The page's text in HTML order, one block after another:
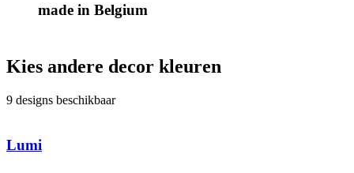
made in Belgium
Kies andere decor kleuren
9 designs beschikbaar
Lumi